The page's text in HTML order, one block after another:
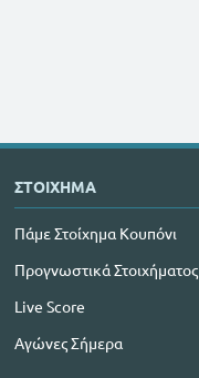
ΣΤΟΙΧΗΜΑ
Πάμε Στοίχημα Κουπόνι
Προγνωστικά Στοιχήματος
Live Score
Αγώνες Σήμερα